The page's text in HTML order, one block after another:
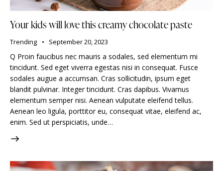
Your kids will love this creamy chocolate paste
Trending September 20, 2023
Q Proin faucibus nec mauris a sodales, sed elementum mi
tincidunt. Sed eget viverra egestas nisi in consequat. Fusce
sodales augue a accumsan. Cras sollicitudin, ipsum eget
blandit pulvinar. Integer tincidunt. Cras dapibus. Vivamus
elementum semper nisi. Aenean vulputate eleifend tellus.
Aenean leo ligula, porttitor eu, consequat vitae, eleifend ac,
enim. Sed ut perspiciatis, unde…